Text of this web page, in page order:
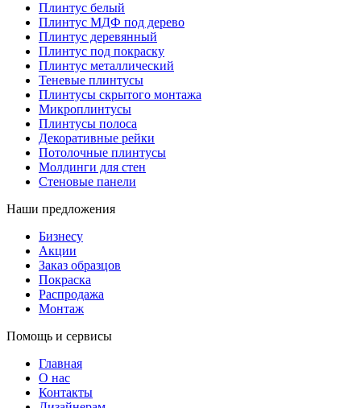
Плинтус белый
Плинтус МДФ под дерево
Плинтус деревянный
Плинтус под покраску
Плинтус металлический
Теневые плинтусы
Плинтусы скрытого монтажа
Микроплинтусы
Плинтусы полоса
Декоративные рейки
Потолочные плинтусы
Молдинги для стен
Стеновые панели
Наши предложения
Бизнесу
Акции
Заказ образцов
Покраска
Распродажа
Монтаж
Помощь и сервисы
Главная
О нас
Контакты